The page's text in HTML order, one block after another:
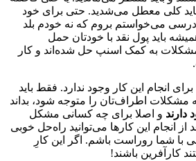
باید کلی معطل می‌شدید. حتی برای خود
می‌خواستم بروم که نه خودم بلد
باید پول نقد با خودتان حمل
به کمک اسنپ حل شده‌اند و کار
انجام این کار وجود ندارد. فقط باید
مشکلات اطراف‌تان را متوجه شود، بداند
دارند و اصلا برای چه کسانی مشکل
انجام این کارها می‌توانید راه‌حل خوبی
با شما روراست باشم. اگر این کارِ
کارآفرین باشند!